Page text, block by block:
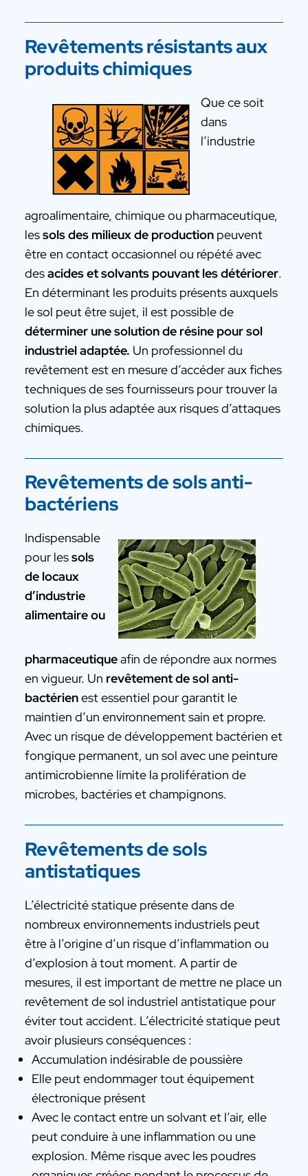
Revêtements résistants aux
produits chimiques
Que ce soit
dans
l’industrie
agroalimentaire, chimique ou pharmaceutique,
lessols des milieux de productionpeuvent
être en contact occasionnel ou répété avec
desacides et solvants pouvant les détériorer.
En déterminant les produits présents auxquels
le sol peut être sujet, il est possible de
déterminer une solution de résine pour sol
industriel adaptée. Un professionnel du
revêtement est en mesure d’accéder aux fiches
techniques de ses fournisseurs pour trouver la
solution la plus adaptée aux risques d’attaques
chimiques.
Revêtements de sols anti-
bactériens
Indispensable
pour lessols
de locaux
d’industrie
alimentaire ou
pharmaceutiqueafin de répondre aux normes
en vigueur. Un revêtement de sol anti-
bactérienest essentiel pour garantit le
maintien d’un environnement sain et propre.
Avec un risque de développement bactérien et
fongique permanent, un sol avec une peinture
antimicrobienne limite la prolifération de
microbes, bactéries et champignons.
Revêtements de sols
antistatiques
L’électricité statique présente dans de
nombreux environnements industriels peut
être à l’origine d’un risque d’inflammation ou
d’explosion à tout moment. A partir de
mesures, il est important de mettre ne place un
revêtement de sol industriel antistatique pour
éviter tout accident. L’électricité statique peut
avoir plusieurs conséquences :
Accumulation indésirable de poussière
Elle peut endommager tout équipement
électronique présent
Avec le contact entre un solvant et l’air, elle
peut conduire à une inflammation ou une
explosion. Même risque avec les poudres